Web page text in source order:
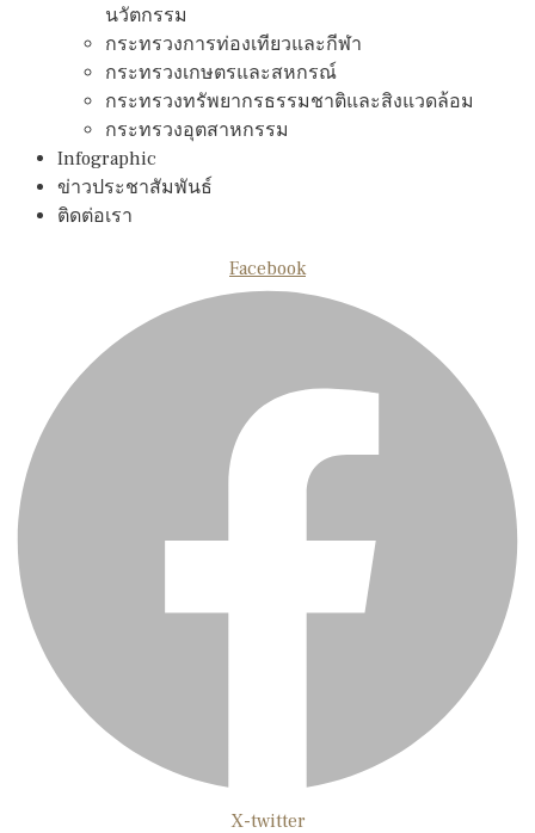
นวัตกรรม
กระทรวงการท่องเทียวและกีฬา
กระทรวงเกษตรและสหกรณ์
กระทรวงทรัพยากรธรรมชาติและสิงแวดล้อม
กระทรวงอุตสาหกรรม
Infographic
ข่าวประชาสัมพันธ์
ติดต่อเรา
Facebook
X-twitter